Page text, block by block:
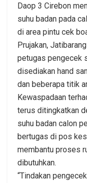
Daop 3 Cirebon
suhu badan pada
di area pintu cek
Prujakan,
petugas pengecek
disediakan hand
dan beberapa titik
Kewaspadaan
terus ditingkatkan
suhu badan calon
bertugas di pos
membantu proses
dibutuhkan.
“Tindakan